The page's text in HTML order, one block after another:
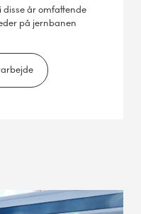
år omfattende
på jernbanen